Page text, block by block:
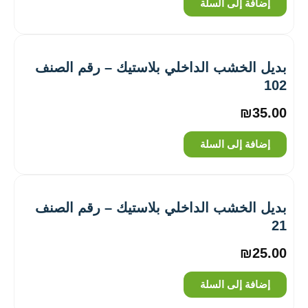
إضافة إلى السلة
بديل الخشب الداخلي بلاستيك – رقم الصنف
102
₪35.00
إضافة إلى السلة
بديل الخشب الداخلي بلاستيك – رقم الصنف
21
₪25.00
إضافة إلى السلة